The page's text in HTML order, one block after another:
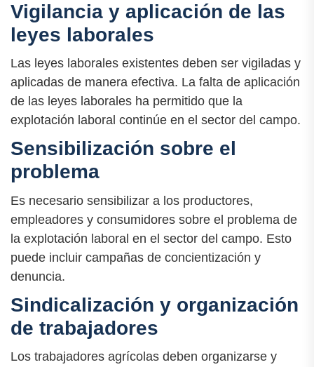
Vigilancia y aplicación de las
leyes laborales
Las leyes laborales existentes deben ser vigiladas y
aplicadas de manera efectiva. La falta de aplicación
de las leyes laborales ha permitido que la
explotación laboral continúe en el sector del campo.
Sensibilización sobre el
problema
Es necesario sensibilizar a los productores,
empleadores y consumidores sobre el problema de
la explotación laboral en el sector del campo. Esto
puede incluir campañas de concientización y
denuncia.
Sindicalización y organización
de trabajadores
Los trabajadores agrícolas deben organizarse y